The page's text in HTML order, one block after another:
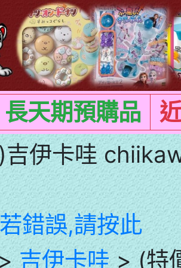
長天期預購品
伊卡哇
錯誤,請按此
吉伊卡哇> (特